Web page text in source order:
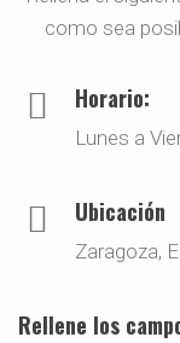
como sea
Horario:
Lunes a
Ubicación
Zaragoza,
Rellene los